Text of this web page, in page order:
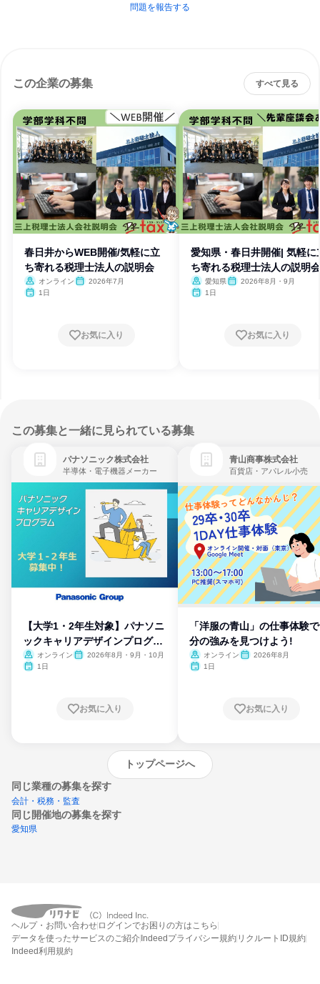
問題を報告する
この企業の募集 すべて見る
春日井からWEB開催/気軽に立
ち寄れる税理士法人の説明会
オンライン
2026年7月
1日
お気に入り
愛知県・春日井開催| 気軽に
ち寄れる税理士法人の説明会
愛知県
2026年8月・9月
1日
お気に入り
この募集と一緒に見られている募集
パナソニック株式会社
半導体・電子機器メーカー
【大学1・2年生対象】パナソニ
ックキャリアデザインプログラ
ム
オンライン
2026年8月・9月・10月
1日
お気に入り
青山商事株式会社
百貨店・アパレル小売
「洋服の青山」の仕事体験
分の強みを見つけよう!
オンライン
2026年8月
1日
お気に入り
トップページへ
同じ業種の募集を探す
会計・税務・監査
同じ開催地の募集を探す
愛知県
締切：なし
ヘルプ・お問い合わせ ログインでお困りの方はこちら
データを使ったサービスのご紹介 Indeedプライバシー規約 リクルートID規約
Indeed利用規約